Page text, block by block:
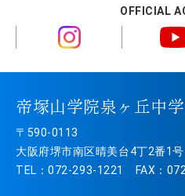
OFFICIAL
帝塚山学院泉ヶ丘中
〒590-0113
大阪府堺市南区晴美台4丁2番1号
TEL：072-293-1221 FAX：